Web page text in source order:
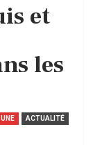
et
les
ACTUALITÉ